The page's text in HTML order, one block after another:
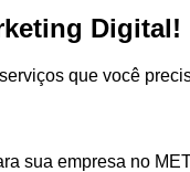
Digital!
que você
sua empresa no